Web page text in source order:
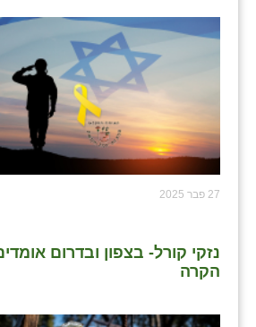
27 פבר 2025
נזקי קורל- בצפון ובדרום
הקרה